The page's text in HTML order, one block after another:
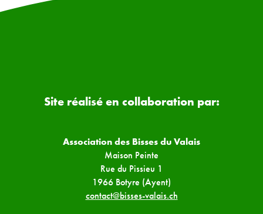
Site réalisé en collaboration par:
Association des Bisses du Valais
Maison Peinte
Rue du Pissieu 1
1966 Botyre (Ayent)
contact@bisses-valais.ch